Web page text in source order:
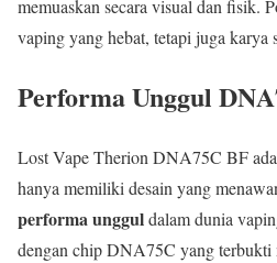
memuaskan secara visual dan fisik.
vaping yang hebat, tetapi juga karya
Performa Unggul
Lost Vape Therion DNA75C BF
hanya memiliki desain yang
performa ungguldalam dunia
dengan chip DNA75C yang terbukti